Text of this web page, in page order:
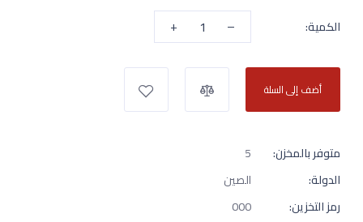
الكمية:
–
+
أضف إلى السلة
متوفر بالمخزن:
5
الدولة:
الصين
رمز التخزين:
000